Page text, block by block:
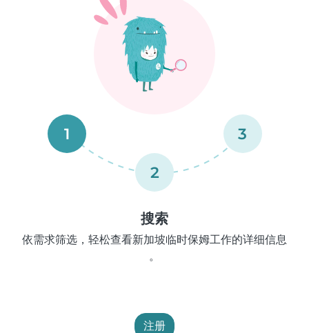
1
2
3
搜索
依需求筛选，轻松查看新加坡临时保姆工作的详细信息
。
注册